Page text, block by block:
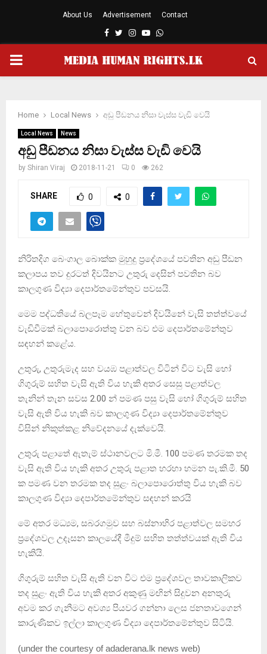
About Us Advertisement Contact
Facebook
TwitterInstagram
YoutubeWhatsapp
PRIMARY
Home Local News අඩු පීඩනය නිසා වැස්ස වැඩි වෙයි
Local News News
අඩු පීඩනය නිසා වැස්ස වැඩි වෙයි
by Shiran Viraj 2018-11-21 0 262
SHARE 0 0
නිරිතදිග බෙංගාල බොක්ක මුහුදු ප්‍රදේශයේ පවතින අඩු පීඩන
කලාපය තව දුරටත් දිවයිනට උතුරු දෙසින් පවතින බව
කාලගුණ විද්‍යා දෙපාර්තමේන්තුව පවසයි.
මෙම පද්ධතියේ බලපෑම හේතුවෙන් දිවයිනේ වැසි තත්ත්වයේ
වැඩිවීමක් බලාපොරොත්තු වන බව එම දෙපාර්තමේන්තුව
සඳහන් කළේය.
උතුරු, උතුරුමැද සහ වයඹ පළාත්වල විටින් විට වැසි හෝ
ගිගුරුම් සහිත වැසි ඇති විය හැකි අතර සෙසු පළාත්වල
තැනින් තැන සවස 2.00 න් පමණ පසු වැසි හෝ ගිගුරුම් සහිත
වැසි ඇති විය හැකි බව කාලගුණ විද්‍යා දෙපාර්තමේන්තුව
විසින් නිකුත්කළ නිවේදනයේ දැක්වෙයි.
උතුරු පළාතේ ඇතැම් ස්ථානවලට මි.මී. 100 පමණ තරමක තද
වැසි ඇති විය හැකි අතර උතුරු පළාත හරහා හමන පැ.කි.මී. 50
ක පමණ වන තරමක තද සුළං බලාපොරොත්තු විය හැකි බව
කාලගුණ විද්‍යා දෙපාර්තමේන්තුව සඳහන් කරයි
මේ අතර මධ්‍යම, සබරගමුව සහ බස්නාහිර පළාත්වල සමහර
ප්‍රදේශවල උදෑසන කාලයේදී මීදුම් සහිත තත්ත්වයක් ඇති විය
හැකියි.
ගිගුරුම් සහිත වැසි ඇති වන විට එම ප්‍රදේශවල තාවකාලිකව
තද සුළං ඇති විය හැකි අතර අකුණු මඟින් සිදුවන අනතුරු
අවම කර ගැනීමට අවශ්‍ය පියවර ගන්නා ලෙස ජනතාවගෙන්
කාරුණිකව ඉල්ලා කාලගුණ විද්‍යා දෙපාර්තමේන්තුව සිටියි.
(under the courtesy of adaderana.lk news web)